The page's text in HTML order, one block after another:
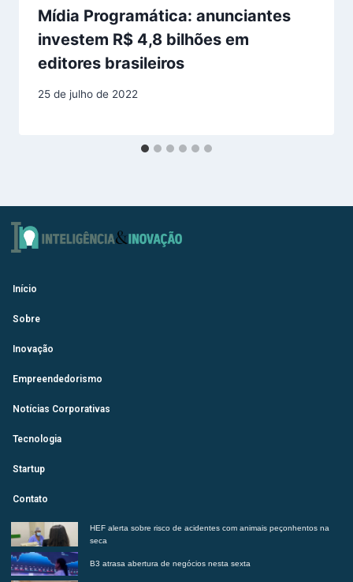
Mídia Programática: anunciantes
investem R$ 4,8 bilhões em
editores brasileiros
25 de julho de 2022
Início
Sobre
Inovação
Empreendedorismo
Notícias Corporativas
Tecnologia
Startup
Contato
HEF alerta sobre risco de acidentes com animais peçonhentos na
seca
B3 atrasa abertura de negócios nesta sexta